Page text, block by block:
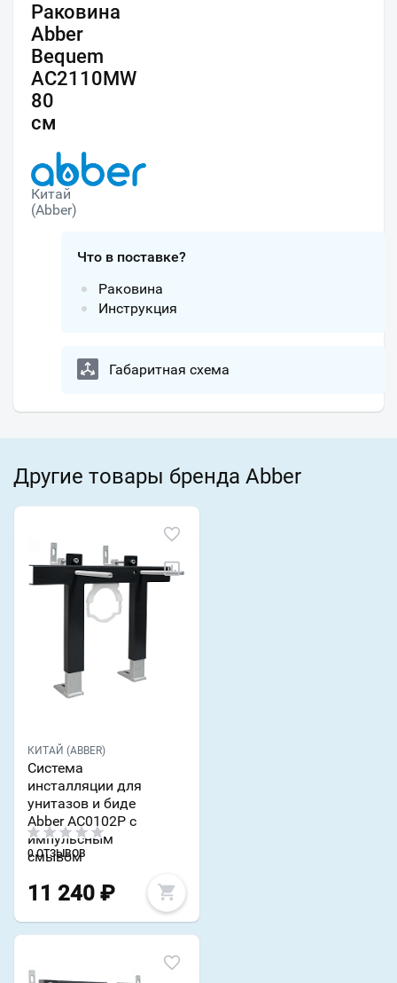
Раковина
Abber
Bequem
AC2110MW
80
см
Китай
(Abber)
Что в поставке?
Раковина
Инструкция
Габаритная схема
Другие товары бренда Abber
КИТАЙ (ABBER)
Система
инсталляции для
унитазов и биде
Abber AC0102P с
импульсным
смывом
0 ОТЗЫВОВ
11 240 ₽